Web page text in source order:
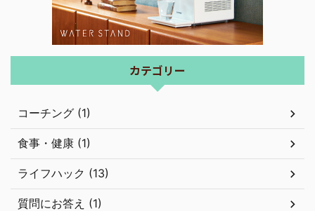
カテゴリー
コーチング (1)
食事・健康 (1)
ライフハック (13)
質問にお答え (1)